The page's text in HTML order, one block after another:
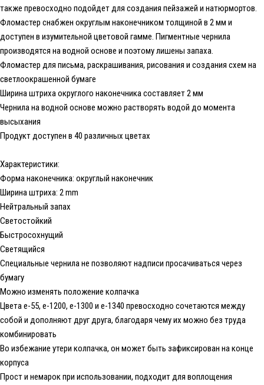
также превосходно подойдет для создания пейзажей и натюрмортов.
Фломастер снабжен округлым наконечником толщиной в 2 мм и
доступен в изумительной цветовой гамме. Пигментные чернила
производятся на водной основе и поэтому лишены запаха.
Фломастер для письма, раскрашивания, рисования и создания схем на
светлоокрашенной бумаге
Ширина штриха округлого наконечника составляет 2 мм
Чернила на водной основе можно растворять водой до момента
высыхания
Продукт доступен в 40 различных цветах
Характеристики:
Форма наконечника: округлый наконечник
Ширина штриха: 2 mm
Нейтральный запах
Светостойкий
Быстросохнущий
Светящийся
Специальные чернила не позволяют надписи просачиваться через
бумагу
Можно изменять положение колпачка
Цвета e-55, e-1200, e-1300 и e-1340 превосходно сочетаются между
собой и дополняют друг друга, благодаря чему их можно без труда
комбинировать
Во избежание утери колпачка, он может быть зафиксирован на конце
корпуса
Прост и немарок при использовании, подходит для воплощения